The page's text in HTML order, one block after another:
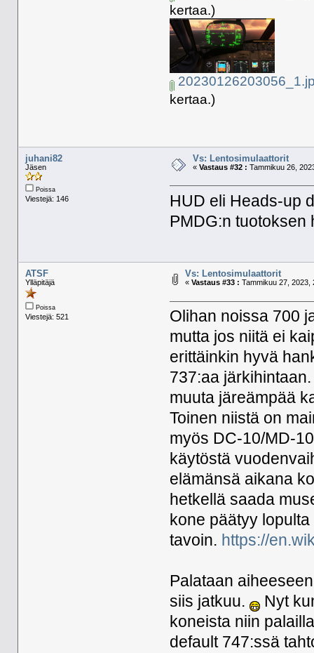
kertaa.)
kertaa.)
juhani82
Jäsen
Poissa
Viestejä: 146
Vs: Lentosimulaattorit
« Vastaus #32 : Tammikuu 26,
HUD eli Heads-up
PMDG:n tuotoksen
ATSF
Ylläpitäjä
Poissa
Viestejä: 521
Vs: Lentosimulaattorit
« Vastaus #33 : Tammikuu 27, 2023,
Olihan noissa 700
mutta jos niitä ei
erittäinkin hyvä
737:aa
muuta järeämpää
Toinen niistä on
myös DC-10/MD-
käytöstä
elämänsä aikana
hetkellä saada
kone päätyy
tavoin. https://
Palataan
siis jatkuu.
Nyt
koneista niin
default 747:ssä